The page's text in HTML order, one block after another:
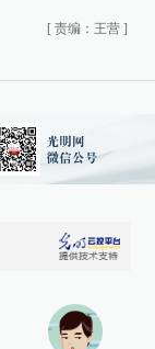
[ 责编：王营 ]